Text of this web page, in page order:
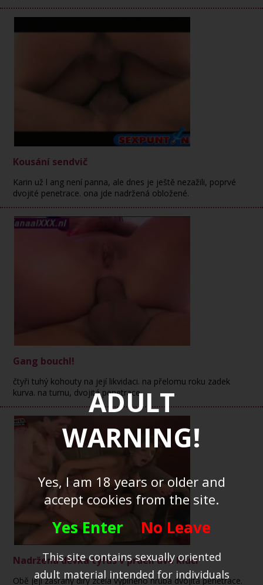
Kousání sendvič
Karin už l ang není panna, ale dnes je ještě nezažili, poprvé
dvojité penetrace. ona jde nadržená obložené.
Gang bouchl!
čtyři tuhý kohouty na její likvidaci. na přelomu roku zadek
kurva. na turnu, dvojitá penetrace.
Nadržená děvka tyfus v prdeli dva kluci
Obě její zasraný díry zcela vyplněno hrubá dvojitá penetrace.
ADULT
WARNING!
Yes, I am 18 years or older and
accept cookies from the site.
Yes Enter No Leave
This site contains sexually oriented
adult material intended for individuals